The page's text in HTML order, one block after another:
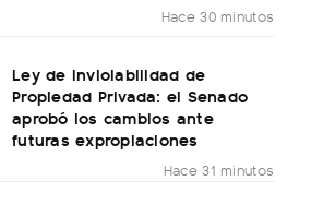
Hace 30 minutos
Ley de Inviolabilidad de
Propiedad Privada: el Senado
aprobó los cambios ante
futuras expropiaciones
Hace 31 minutos